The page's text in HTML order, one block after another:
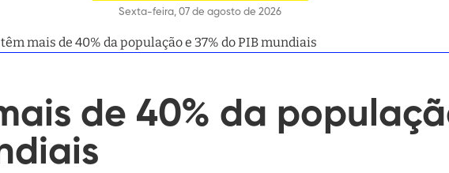
Sexta-feira, 07 de agosto de 2026
mais de 40% da população e 37% do PIB mundiais
de 40% da